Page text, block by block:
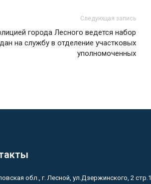
Следующая запись
города Лесного ведется набор
на службу в отделение участковых
уполномоченных
обл., г. Лесной, ул.Дзержинского, 2 стр.1